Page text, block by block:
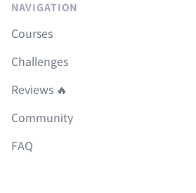
NAVIGATION
Courses
Challenges
Reviews 🔥
Community
FAQ